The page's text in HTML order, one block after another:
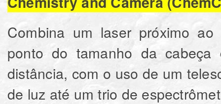
Combina um laser próximo
ponto do tamanho da
distância, com o uso de um
de luz até um trio de